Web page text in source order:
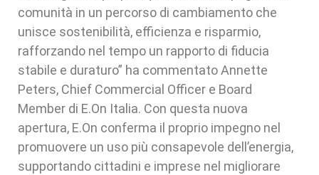
comunità in un percorso di cambiamento che
unisce sostenibilità, efficienza e risparmio,
rafforzando nel tempo un rapporto di fiducia
stabile e duraturo” ha commentato Annette
Peters, Chief Commercial Officer e Board
Member di E.On Italia. Con questa nuova
apertura, E.On conferma il proprio impegno nel
promuovere un uso più consapevole dell’energia,
supportando cittadini e imprese nel migliorare